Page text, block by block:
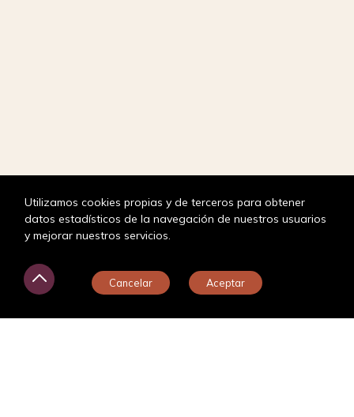
Utilizamos cookies propias y de terceros para obtener
datos estadísticos de la navegación de nuestros usuarios
y mejorar nuestros servicios.
Cancelar Aceptar